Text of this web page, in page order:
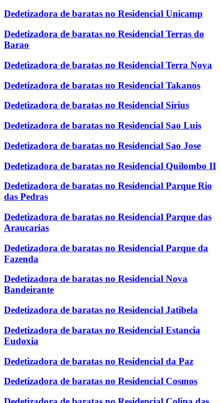
Dedetizadora de baratas no Residencial Unicamp
Dedetizadora de baratas no Residencial Terras do
Barao
Dedetizadora de baratas no Residencial Terra Nova
Dedetizadora de baratas no Residencial Takanos
Dedetizadora de baratas no Residencial Sirius
Dedetizadora de baratas no Residencial Sao Luis
Dedetizadora de baratas no Residencial Sao Jose
Dedetizadora de baratas no Residencial Quilombo II
Dedetizadora de baratas no Residencial Parque Rio
das Pedras
Dedetizadora de baratas no Residencial Parque das
Araucarias
Dedetizadora de baratas no Residencial Parque da
Fazenda
Dedetizadora de baratas no Residencial Nova
Bandeirante
Dedetizadora de baratas no Residencial Jatibela
Dedetizadora de baratas no Residencial Estancia
Eudoxia
Dedetizadora de baratas no Residencial da Paz
Dedetizadora de baratas no Residencial Cosmos